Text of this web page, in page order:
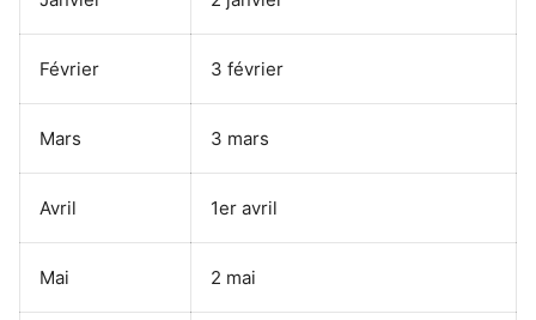
Février 3 février
Mars 3 mars
Avril 1er avril
Mai 2 mai